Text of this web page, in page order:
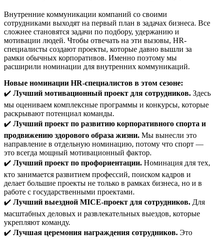
Внутренние коммуникации компаний со своими
сотрудниками выходят на первый план в задачах бизнеса. Все
сложнее становятся задачи по подбору, удержанию и
мотивации людей. Чтобы отвечать на эти вызовы, HR-
специалисты создают проекты, которые давно вышли за
рамки обычных корпоративов. Именно поэтому мы
расширили номинации для внутренних коммуникаций.
Новые номинации HR-специалистов в этом сезоне:
✔️ Лучший мотивационный проект для сотрудников. Здесь
мы оцениваем комплексные программы и конкурсы, которые
раскрывают потенциал команды.
✔️ Лучший проект по развитию корпоративного спорта и
продвижению здорового образа жизни. Мы вынесли это
направление в отдельную номинацию, потому что спорт —
это всегда мощный мотивационный фактор.
✔️ Лучший проект по профориентации. Номинация для тех,
кто занимается развитием профессий, поиском кадров и
делает большие проекты не только в рамках бизнеса, но и в
работе с государственными проектами.
✔️ Лучший выездной MICE-проект для сотрудников. Для
масштабных деловых и развлекательных выездов, которые
укрепляют команду.
✔️ Лучшая церемония награждения сотрудников. Это